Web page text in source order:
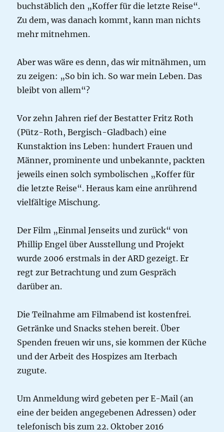
buchstäblich den „Koffer für die letzte Reise“.
Zu dem, was danach kommt, kann man nichts
mehr mitnehmen.
Aber was wäre es denn, das wir mitnähmen, um
zu zeigen: „So bin ich. So war mein Leben. Das
bleibt von allem“?
Vor zehn Jahren rief der Bestatter Fritz Roth
(Pütz-Roth, Bergisch-Gladbach) eine
Kunstaktion ins Leben: hundert Frauen und
Männer, prominente und unbekannte, packten
jeweils einen solch symbolischen „Koffer für
die letzte Reise“. Heraus kam eine anrührend
vielfältige Mischung.
Der Film „Einmal Jenseits und zurück“ von
Phillip Engel über Ausstellung und Projekt
wurde 2006 erstmals in der ARD gezeigt. Er
regt zur Betrachtung und zum Gespräch
darüber an.
Die Teilnahme am Filmabend ist kostenfrei.
Getränke und Snacks stehen bereit. Über
Spenden freuen wir uns, sie kommen der Küche
und der Arbeit des Hospizes am Iterbach
zugute.
Um Anmeldung wird gebeten per E-Mail (an
eine der beiden angegebenen Adressen) oder
telefonisch bis zum 22. Oktober 2016